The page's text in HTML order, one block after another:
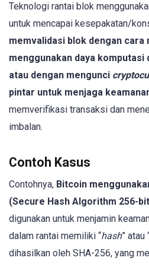
Teknologi rantai blok
untuk mencapai kesepakatan/
memvalidasi blok dengan cara
menggunakan daya
atau dengan mengunci
pintar untuk menjaga
memverifikasi transaksi dan
imbalan.
Contoh Kasus
Contohnya, Bitcoin
(Secure Hash Algorithm 256-
digunakan untuk menjamin
dalam rantai memiliki “hash” atau
dihasilkan oleh SHA-256, yang